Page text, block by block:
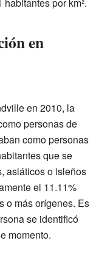
en
en 2010, la
personas de
como personas
que se
asiáticos o isleños
el 11.11%
o más orígenes. Es
se identificó
momento.